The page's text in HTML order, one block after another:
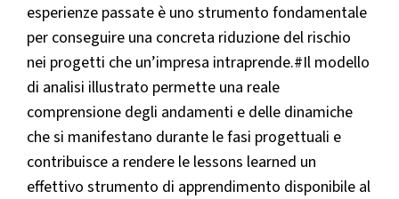
esperienze passate è uno strumento fondamentale
per conseguire una concreta riduzione del rischio
nei progetti che un’impresa intraprende.#Il modello
di analisi illustrato permette una reale
comprensione degli andamenti e delle dinamiche
che si manifestano durante le fasi progettuali e
contribuisce a rendere le lessons learned un
effettivo strumento di apprendimento disponibile al